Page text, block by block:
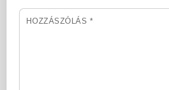
HOZZÁSZÓLÁS *